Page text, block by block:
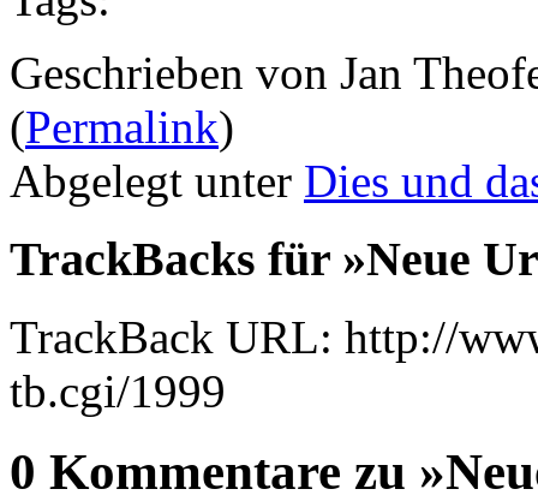
Geschrieben von Jan
(Permalink)
Abgelegt unter Dies und
TrackBacks für »Neue
TrackBack URL: http://
tb.cgi/1999
0 Kommentare zu